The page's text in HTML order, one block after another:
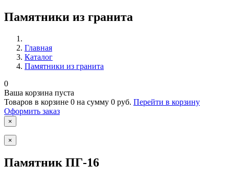
Памятники из гранита
Главная
Каталог
Памятники из гранита
0
Ваша корзина пуста
Товаров в корзине 0 на сумму 0 руб. Перейти в корзину
Оформить заказ
×
×
Памятник ПГ-16